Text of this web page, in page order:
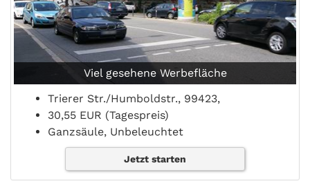
Viel gesehene Werbefläche
Trierer Str./Humboldstr., 99423,
30,55 EUR (Tagespreis)
Ganzsäule, Unbeleuchtet
Jetzt starten